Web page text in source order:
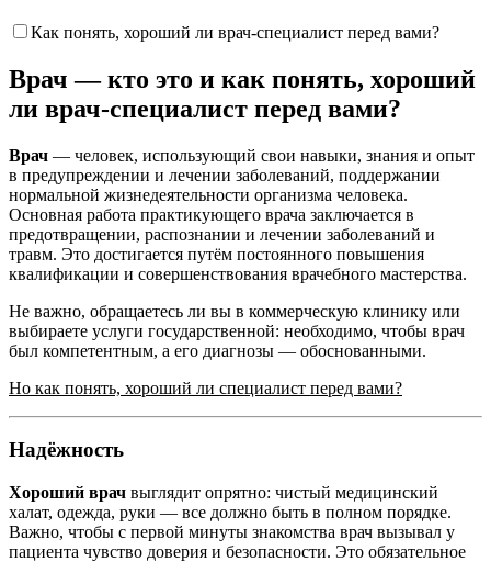
Как понять, хороший ли врач-специалист перед вами?
Врач — кто это и как понять, хороший
ли врач-специалист перед вами?
Врач — человек, использующий свои навыки, знания и опыт
в предупреждении и лечении заболеваний, поддержании
нормальной жизнедеятельности организма человека.
Основная работа практикующего врача заключается в
предотвращении, распознании и лечении заболеваний и
травм. Это достигается путём постоянного повышения
квалификации и совершенствования врачебного мастерства.
Не важно, обращаетесь ли вы в коммерческую клинику или
выбираете услуги государственной: необходимо, чтобы врач
был компетентным, а его диагнозы — обоснованными.
Но как понять, хороший ли специалист перед вами?
Надёжность
Хороший врач выглядит опрятно: чистый медицинский
халат, одежда, руки — все должно быть в полном порядке.
Важно, чтобы с первой минуты знакомства врач вызывал у
пациента чувство доверия и безопасности. Это обязательное